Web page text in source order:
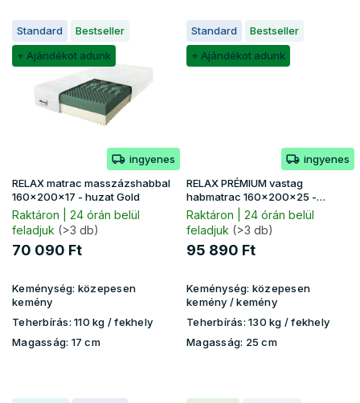
Standard
Bestseller
+ Ajándékot adunk
ingyenes
RELAX matrac masszázshabbal
160x200x17 - huzat Gold
Raktáron | 24 órán belül
feladjuk (>3 db)
70 090 Ft
Keménység: közepesen
kemény
Teherbírás: 110 kg ​​​​/ fekhely
Magasság: 17 cm
Standard
Bestseller
+ Ajándékot adunk
ingyenes
RELAX PRÉMIUM vastag
habmatrac 160x200x25 -
Lavender huzat
Raktáron | 24 órán belül
feladjuk (>3 db)
95 890 Ft
Keménység: közepesen
kemény / kemény
Teherbírás: 130 kg ​​​​/ fekhely
Magasság: 25 cm